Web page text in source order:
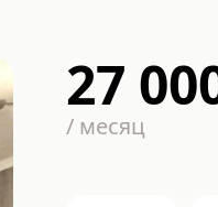
27
/ месяц